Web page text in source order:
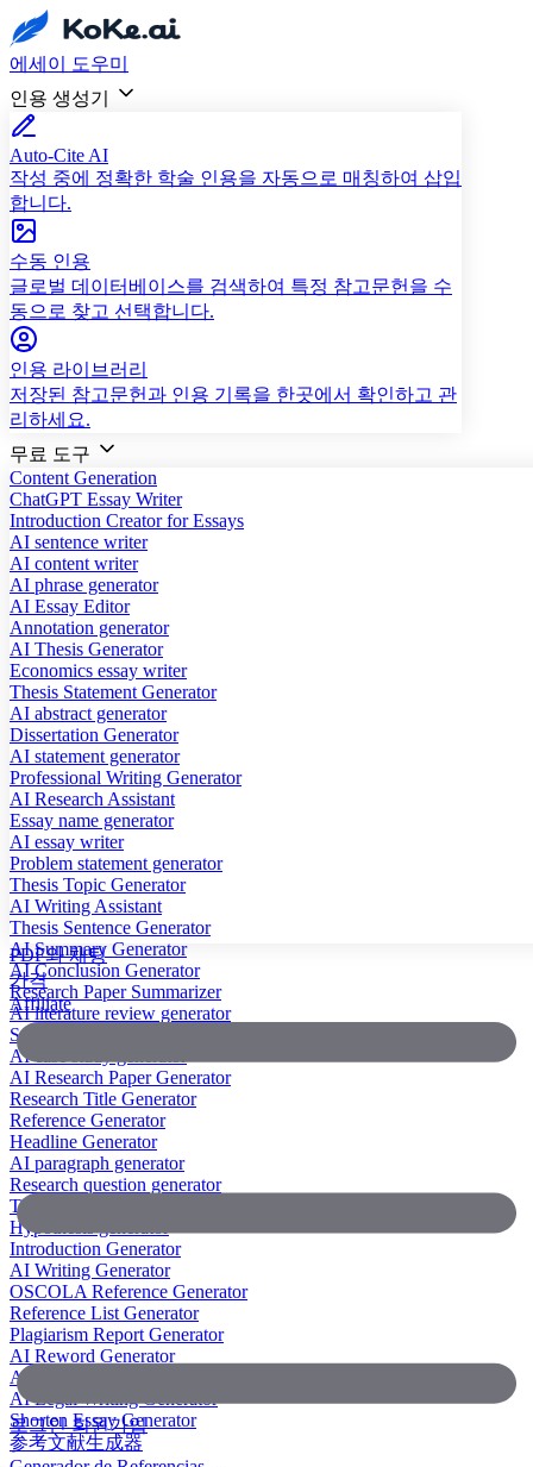
에세이 도우미
인용 생성기
Auto-Cite AI
작성 중에 정확한 학술 인용을 자동으로 매칭하여 삽입
합니다.
수동 인용
글로벌 데이터베이스를 검색하여 특정 참고문헌을 수
동으로 찾고 선택합니다.
인용 라이브러리
저장된 참고문헌과 인용 기록을 한곳에서 확인하고 관
리하세요.
무료 도구
Content Generation
ChatGPT Essay Writer
Introduction Creator for Essays
AI sentence writer
AI content writer
AI phrase generator
AI Essay Editor
Annotation generator
AI Thesis Generator
Economics essay writer
Thesis Statement Generator
AI abstract generator
Dissertation Generator
AI statement generator
Professional Writing Generator
AI Research Assistant
Essay name generator
AI essay writer
Problem statement generator
Thesis Topic Generator
AI Writing Assistant
Thesis Sentence Generator
AI Summary Generator
AI Conclusion Generator
Research Paper Summarizer
AI literature review generator
Scientific Paper Summarizer
AI case study generator
AI Research Paper Generator
Research Title Generator
Reference Generator
Headline Generator
AI paragraph generator
Research question generator
Thesis paragraph generator
Hypothesis generator
Introduction Generator
AI Writing Generator
OSCOLA Reference Generator
Reference List Generator
Plagiarism Report Generator
AI Reword Generator
AI Bullet Point Generator
AI Legal Writing Generator
Shorten Essay Generator
参考文献生成器
PDF와 채팅
가격
Affiliate
로그인회원가입